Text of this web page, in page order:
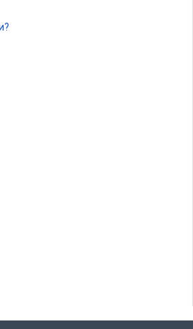
қизга мактуб
учун ўнта тавсия